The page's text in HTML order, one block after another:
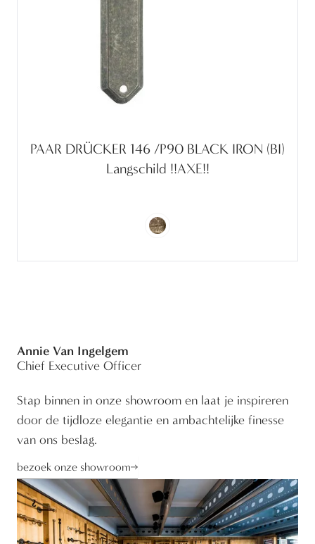
PAAR DRÜCKER 146 /P90 BLACK IRON (BI)
Langschild !!AXE!!
Annie Van Ingelgem
Chief Executive Officer
Stap binnen in onze showroom en laat je inspireren
door de tijdloze elegantie en ambachtelijke finesse
van ons beslag.
bezoek onze showroom